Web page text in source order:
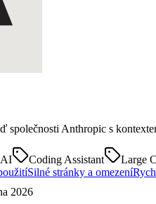
společnosti Anthropic s
Coding Assistant Large
Silné stránky a omezení
2026